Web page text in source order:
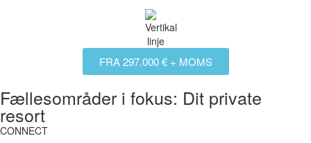
FRA 297.000 € + MOMS
Fællesområder i fokus: Dit private
resort
CONNECT